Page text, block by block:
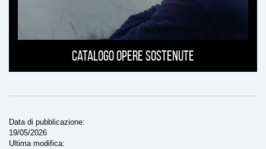
Catalogo opere sostenute
Data di pubblicazione
19/05/2026
Ultima modifica